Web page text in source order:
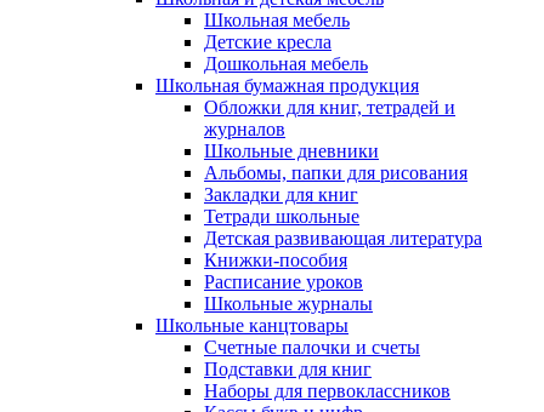
Школьная мебель
Детские кресла
Дошкольная мебель
Школьная бумажная продукция
Обложки для книг, тетрадей и
журналов
Школьные дневники
Альбомы, папки для рисования
Закладки для книг
Тетради школьные
Детская развивающая литература
Книжки-пособия
Расписание уроков
Школьные журналы
Школьные канцтовары
Счетные палочки и счеты
Подставки для книг
Наборы для первоклассников